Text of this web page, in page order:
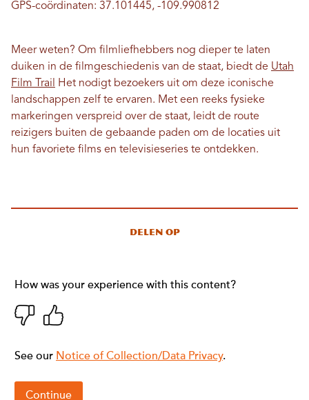
GPS-coördinaten: 37.101445, -109.990812
Meer weten? Om filmliefhebbers nog dieper te laten
duiken in de filmgeschiedenis van de staat, biedt de Utah
Film Trail
Het nodigt bezoekers uit om deze iconische
landschappen zelf te ervaren. Met een reeks fysieke
markeringen verspreid over de staat, leidt de route
reizigers buiten de gebaande paden om de locaties uit
hun favoriete films en televisieseries te ontdekken.
Delen op